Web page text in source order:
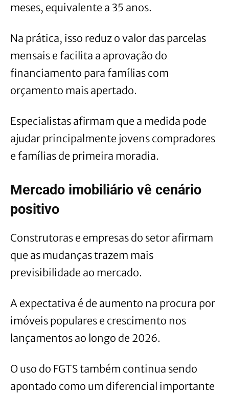
meses, equivalente a 35 anos.
Na prática, isso reduz o valor das parcelas
mensais e facilita a aprovação do
financiamento para famílias com
orçamento mais apertado.
Especialistas afirmam que a medida pode
ajudar principalmente jovens compradores
e famílias de primeira moradia.
Mercado imobiliário vê cenário
positivo
Construtoras e empresas do setor afirmam
que as mudanças trazem mais
previsibilidade ao mercado.
A expectativa é de aumento na procura por
imóveis populares e crescimento nos
lançamentos ao longo de 2026.
O uso do FGTS também continua sendo
apontado como um diferencial importante